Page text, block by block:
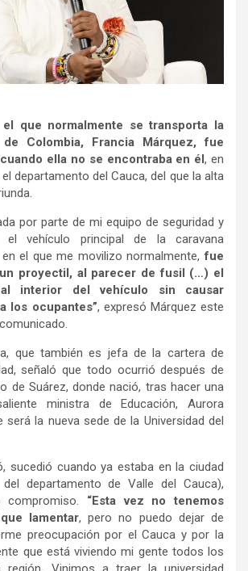
que normalmente se transporta la
de Colombia, Francia Márquez, fue
ella no se encontraba en él, en
departamento del Cauca, del que la alta
por parte de mi equipo de seguridad y
el vehículo principal de la caravana
en el que me movilizo normalmente,fue
proyectil, al parecer de fusil (…) el
interior del vehículo sin causar
los ocupantes”, expresó Márquez este
que también es jefa de la cartera de
señaló que todo ocurrió después de
de Suárez, donde nació, tras hacer una
ministra de Educación, Aurora
será la nueva sede de la Universidad del
sucedió cuando ya estaba en la ciudad
departamento de Valle del Cauca),
compromiso. “Esta vez no tenemos
lamentar, pero no puedo dejar de
preocupación por el Cauca y por la
que está viviendo mi gente todos los